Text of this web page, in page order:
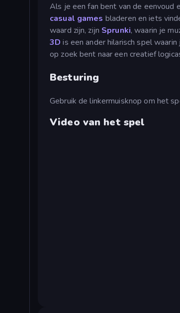
Als je een fan bent van de eenvoud
casual games bladeren en iets
waard zijn, zijn Sprunki, waarin je
3D is een ander hilarisch spel
op zoek bent naar een creatief
Besturing
Gebruik de linkermuisknop om het
Video van het spel